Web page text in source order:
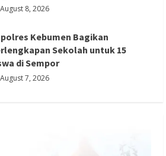
7, 2026
August 8, 2026
Kebumen Bagikan
Sekolah untuk 15
di Sempor
August 7, 2026